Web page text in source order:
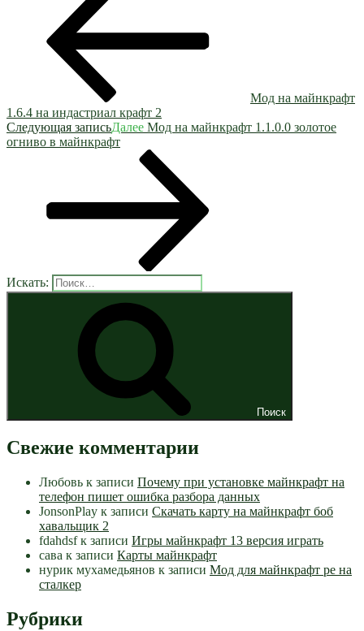
Мод на майнкрафт
1.6.4 на индастриал крафт 2
Следующая записьДалее Мод на майнкрафт 1.1.0.0 золотое
огниво в майнкрафт
Искать:
Поиск
Свежие комментарии
Любовь к записи Почему при установке майнкрафт на
телефон пишет ошибка разбора данных
JonsonPlay к записи Скачать карту на майнкрафт боб
хавальщик 2
fdahdsfк записи Игры майнкрафт 13 версия играть
сава к записи Карты майнкрафт
нурик мухамедьянов к записи Мод для майнкрафт pe на
сталкер
Рубрики